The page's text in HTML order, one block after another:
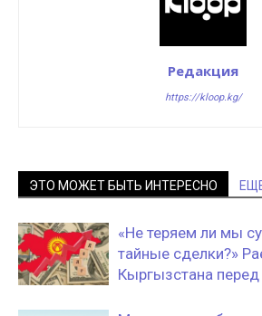
Редакция
https://kloop.kg/
ЭТО МОЖЕТ БЫТЬ ИНТЕРЕСНО
«Не теряем ли мы
тайные сделки?»
Кыргызстана